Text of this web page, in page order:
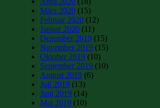
März 2020 (15)
Februar 2020 (12)
Januar 2020 (11)
Dezember 2019 (15)
November 2019 (15)
Oktober 2019 (10)
September 2019 (10)
August 2019 (6)
Juli 2019 (13)
Juni 2019 (14)
Mai 2019 (10)